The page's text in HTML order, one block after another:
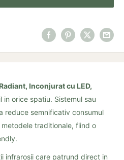
Inconjurat cu LED,
in orice spatiu. Sistemul sau
reduce semnificativ consumul
traditionale, fiind o
infrarosii care patrund direct in